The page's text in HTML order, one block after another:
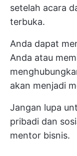
setelah acara
terbuka.
Anda dapat
Anda atau
akan menjadi
Jangan lupa
pribadi dan
mentor bisnis.